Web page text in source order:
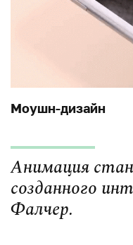
Моушн-дизайн
Анимация
созданного
Фалчер.